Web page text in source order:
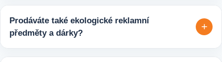
Prodáváte také ekologické reklamní
předměty a dárky?
+